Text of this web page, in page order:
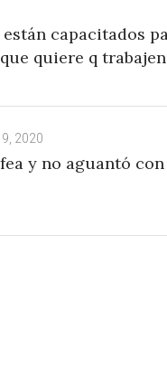
capacitados
quiere q
2020
y no aguantó